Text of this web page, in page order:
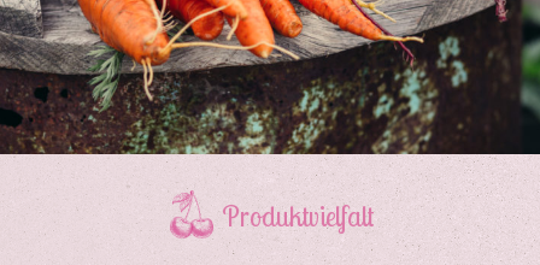
Produktvielfalt